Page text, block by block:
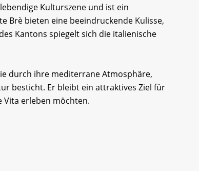
Kulturszene und ist ein
Brè bieten eine beeindruckende Kulisse,
Kantons spiegelt sich die italienische
durch ihre mediterrane Atmosphäre,
besticht. Er bleibt ein attraktives Ziel für
Vita erleben möchten.